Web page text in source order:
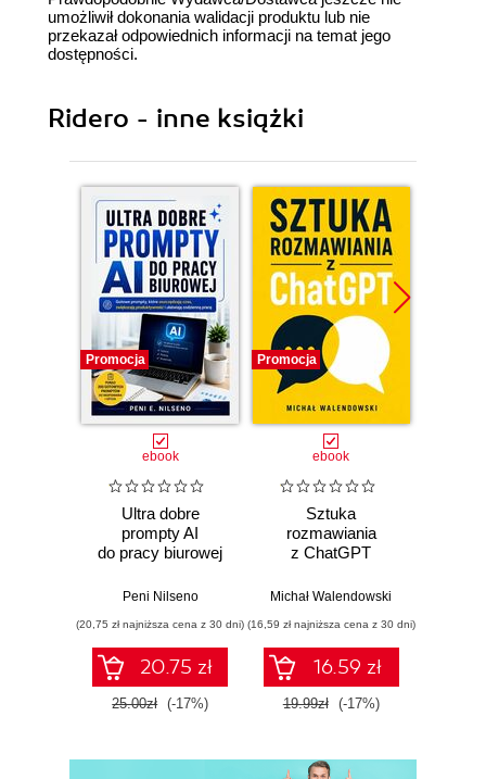
umożliwił dokonania walidacji produktu lub nie
przekazał odpowiednich informacji na temat jego
dostępności.
Ridero - inne książki
Promocja
ebook
Ultra dobre
prompty AI
do pracy biurowej
Peni Nilseno
(20,75 zł najniższa cena z 30 dni)
20.75 zł
25.00zł (-17%)
Promocja
ebook
Sztuka
rozmawiania
z ChatGPT
Michał Walendowski
(16,59 zł najniższa cena z 30 dni)
16.59 zł
19.99zł (-17%)